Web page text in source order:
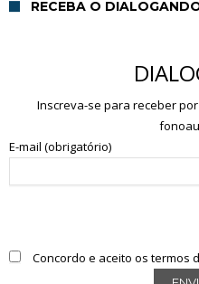
RECEBA O
Inscreva-se para receber
E-mail (obrigatório)
Concordo e aceito os termos